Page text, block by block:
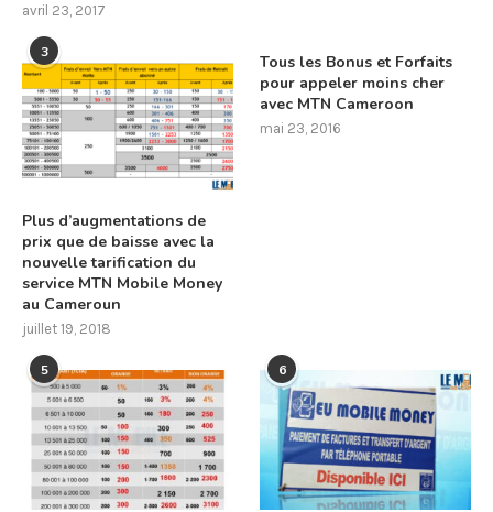
avril 23, 2017
3
Plus d’augmentations de
prix que de baisse avec la
nouvelle tarification du
service MTN Mobile Money
au Cameroun
juillet 19, 2018
Tous les Bonus et Forfaits
pour appeler moins cher
avec MTN Cameroon
mai 23, 2016
5 6